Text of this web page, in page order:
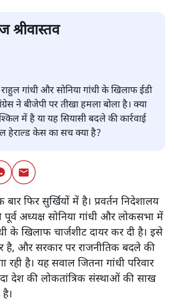
श्रीवास्तव
गांधी और सोनिया गांधी के खिलाफ ईडी
ने बीजेपी पर तीखा हमला बोला है। क्या
में है या यह सियासी बदले की कार्रवाई
हेराल्ड केस का सच क्या है?
फिर सुर्खियों में है। प्रवर्तन निदेशालय
पूर्व अध्यक्ष सोनिया गांधी और लोकसभा में
के खिलाफ चार्जशीट दायर कर दी है। इसे
है, और सरकार पर राजनीतिक बदले की
रही है। यह सवाल जितना गांधी परिवार
देश की लोकतांत्रिक संस्थाओं की साख